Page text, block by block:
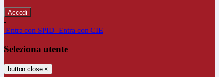
-
Entra con SPID Entra con CIE
Seleziona utente
button close ×